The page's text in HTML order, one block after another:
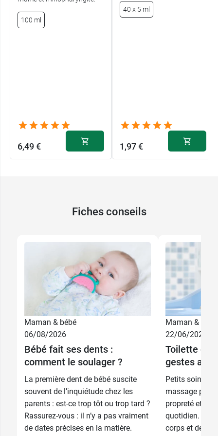
100 ml
6,49 €
40 x 5 ml
1,97 €
Fiches conseils
Maman & bébé
06/08/2026
Bébé fait ses dents :
comment le soulager ?
La première dent de bébé suscite
souvent de l’inquiétude chez les
parents : est-ce trop tôt ou trop tard ?
Rassurez-vous : il n’y a pas vraiment
de dates précises en la matière.
Maman & bébé
22/06/2026
Toilette de
gestes au
Petits soins,
massage
propreté et au
quotidien.
corps et de